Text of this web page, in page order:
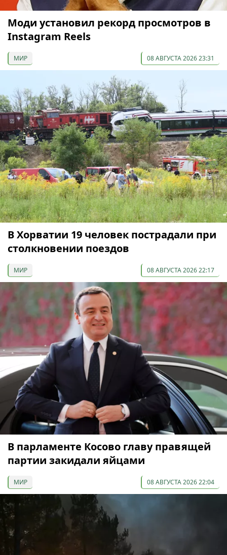
Моди установил рекорд просмотров в
Instagram Reels
МИР 08 АВГУСТА 2026 23:31
В Хорватии 19 человек пострадали при
столкновении поездов
МИР 08 АВГУСТА 2026 22:17
В парламенте Косово главу правящей
партии закидали яйцами
МИР 08 АВГУСТА 2026 22:04